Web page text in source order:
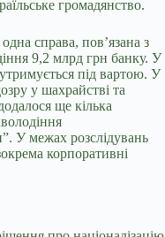
громадянство.
справа, повʼязана з
9,2 млрд грн банку. У
під вартою. У
у шахрайстві та
ще кілька
У межах розслідувань
корпоративні